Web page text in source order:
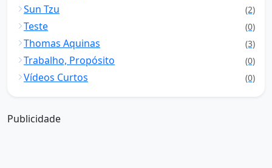
Sun Tzu (2)
Teste (0)
Thomas Aquinas (3)
Trabalho, Propósito (0)
Vídeos Curtos (0)
Publicidade